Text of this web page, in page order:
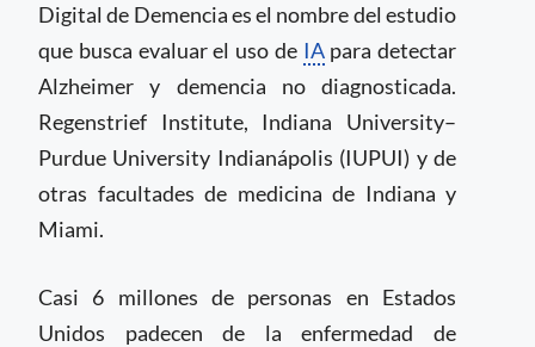
Digital de Demencia es el nombre del estudio
que busca evaluar el uso de IApara detectar
Alzheimer y demencia no diagnosticada.
Regenstrief Institute, Indiana University–
Purdue University Indianápolis (IUPUI) y de
otras facultades de medicina de Indiana y
Miami.
Casi 6 millones de personas en Estados
Unidos padecen de la enfermedad de